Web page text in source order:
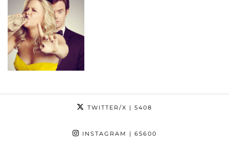
TWITTER/X | 5408
INSTAGRAM | 65600